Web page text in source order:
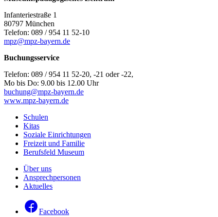
Infanteriestraße 1
80797 München
Telefon: 089 / 954 11 52-10
mpz@mpz-bayern.de
Buchungsservice
Telefon: 089 / 954 11 52-20, -21 oder -22,
Mo bis Do: 9.00 bis 12.00 Uhr
buchung@mpz-bayern.de
www.mpz-bayern.de
Schulen
Kitas
Soziale Einrichtungen
Freizeit und Familie
Berufsfeld Museum
Über uns
Ansprechpersonen
Aktuelles
Facebook